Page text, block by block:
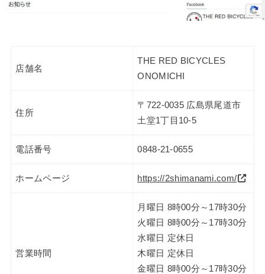
店舗名
THE RED BICYCLES
ONOMICHI
住所
〒722-0035 広島県尾道市
土堂1丁目10-5
電話番号 0848-21-0655
ホームページ https://2shimanami.com/
営業時間
月曜日 8時00分～17時30分
火曜日 8時00分～17時30分
水曜日 定休日
木曜日 定休日
金曜日 8時00分～17時30分